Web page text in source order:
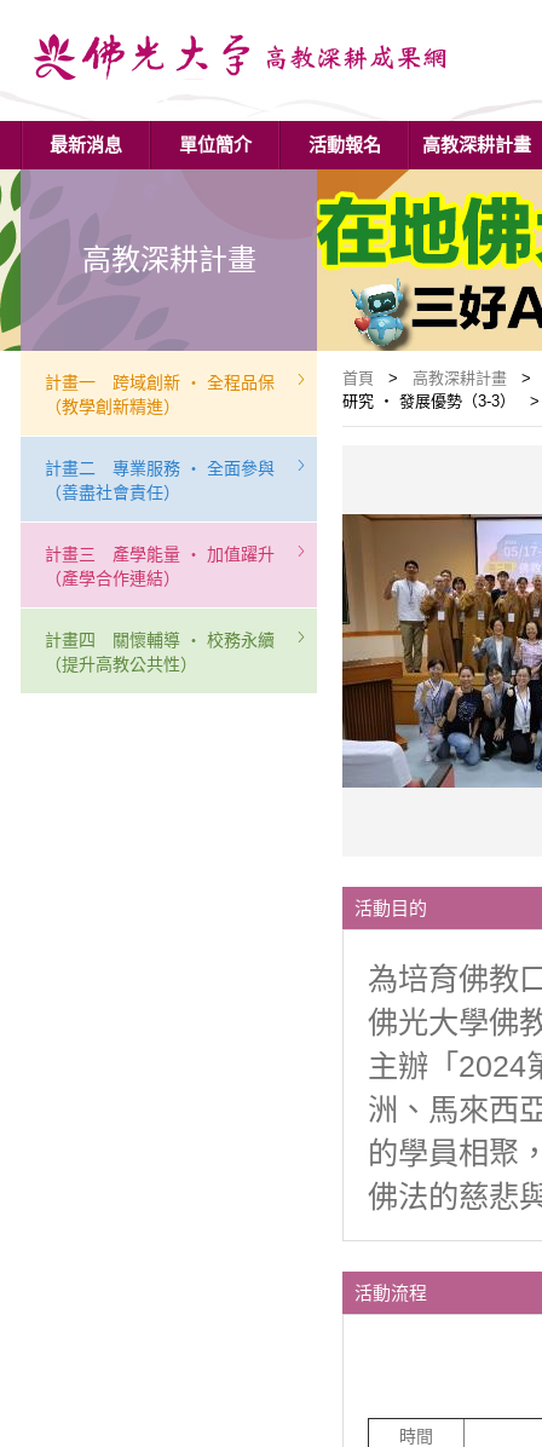
最新消息 單位簡介 活動報名 高教深耕計畫
高教深耕計畫
計畫一 跨域創新 ‧ 全程品保
（教學創新精進）
計畫二 專業服務 ‧ 全面參與
（善盡社會責任）
計畫三 產學能量 ‧ 加值躍升
（產學合作連結）
計畫四 關懷輔導 ‧ 校務永續
（提升高教公共性）
首頁 > 高教深耕計畫 >
研究 ‧ 發展優勢（3-3）
活動目的
為培育佛教
佛光大學佛
主辦「2024
洲、馬來西
的學員相聚
佛法的慈悲
活動流程
時間